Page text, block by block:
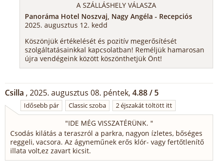
A SZÁLLÁSHELY VÁLASZA
Panoráma Hotel Noszvaj, Nagy Angéla - Recepciós
2025. augusztus 12. kedd
Köszönjük értékelését és pozitív megerősítését
szolgáltatásainkkal kapcsolatban! Reméljük hamarosan
újra vendégeink között köszönthetjük Önt!
Csilla , 2025. augusztus 08. péntek, 4.88 / 5
Idősebb pár Classic szoba 2 éjszakát töltött itt
"IDE MÉG VISSZATÉRÜNK. "
Csodás kilátás a teraszról a parkra, nagyon ízletes, bőséges
reggeli, vacsora. Az ágyneműnek erős klór- vagy fertőtlenítő
illata volt,ez zavart kicsit.